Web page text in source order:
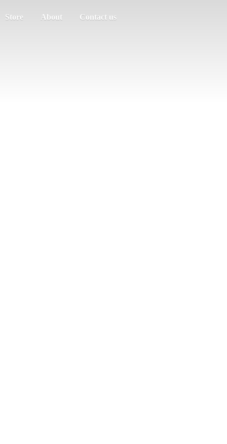
Store About Contact us